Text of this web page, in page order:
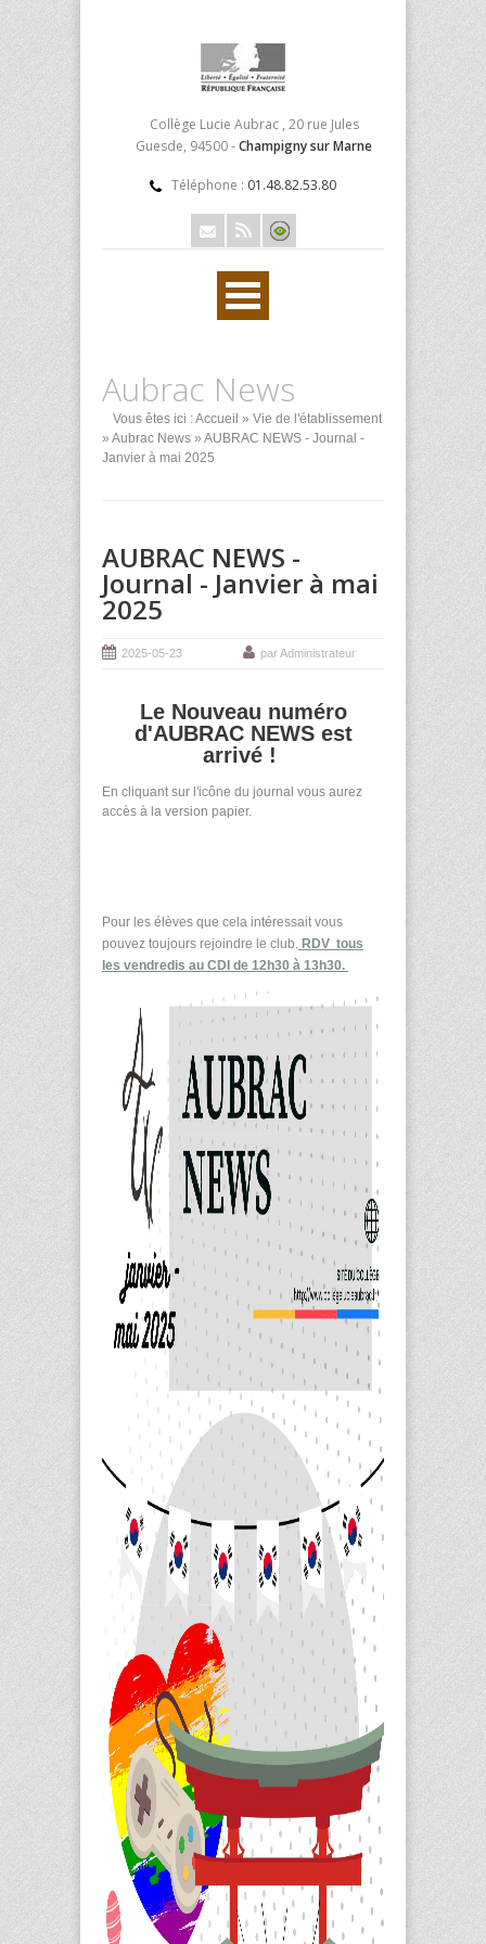
Collège Lucie Aubrac , 20 rue Jules
Guesde, 94500 -Champigny sur Marne
Téléphone : 01.48.82.53.80
Aubrac News
Vous êtes ici :Accueil » Vie de l'établissement
» Aubrac News » AUBRAC NEWS - Journal -
Janvier à mai 2025
AUBRAC NEWS -
Journal - Janvier à mai
2025
2025-05-23 par Administrateur
Le Nouveau numéro
d'AUBRAC NEWS est
arrivé !
En cliquant sur l'icône du journal vous aurez
accès à la version papier.
Pour les élèves que cela intéressait vous
pouvez toujours rejoindre le club. RDV tous
les vendredis au CDI de 12h30 à 13h30.